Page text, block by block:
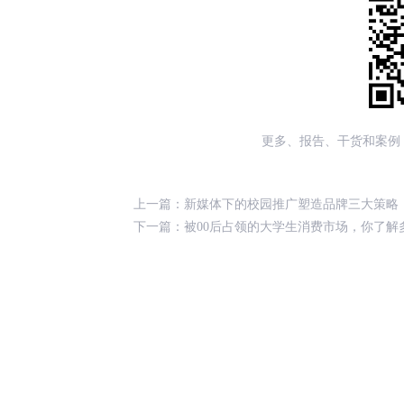
更多、报告、干货和案
上一篇： 新媒体下的校园推广塑造品牌三大策略
下一篇： 被00后占领的大学生消费市场，你了解